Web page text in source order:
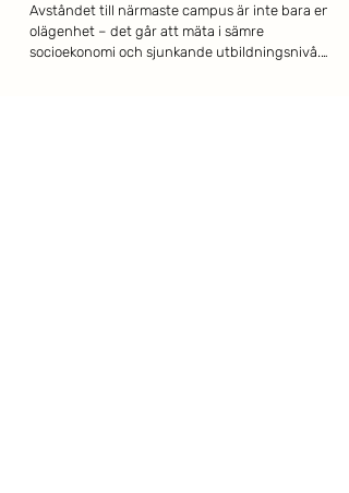
Avståndet till närmaste campus är inte bara en
olägenhet – det går att mäta i sämre
socioekonomi och sjunkande utbildningsnivå.